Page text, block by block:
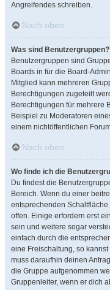
Angreifendes schreiben.
Nach oben
Was sind Benutzergruppen?
Benutzergruppen sind
Boards in für die Board-
Mitglied kann mehreren
Berechtigungen zugeteilt
Berechtigungen für mehrere
Beispiel zu Moderatoren
einem nichtöffentlichen
Nach oben
Wo finde ich die
Du findest die
Bereich. Wenn du einer
entsprechenden
offen. Einige erfordern erst
sein und weitere sogar
einfach durch die
eine Freischaltung, so
muss daraufhin deinen
die Gruppe aufgenommen
Gruppenleiter, wenn er dich